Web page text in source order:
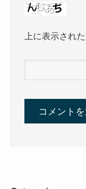
上に表示され